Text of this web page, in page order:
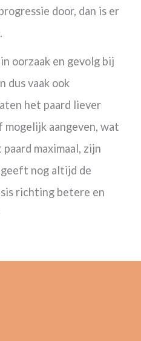
door, dan is er
oorzaak en gevolg bij
dus vaak ook
het paard liever
aangeven, wat
maximaal, zijn
nog altijd de
richting betere en